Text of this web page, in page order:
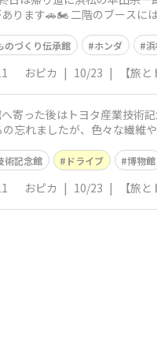
ります🚗🏍️ 二階のブースに
のづくり伝承館 ホンダ
おピカ | 10/23 | 【旅
へ寄った後はトヨタ産業技術
忘れましたが、色々な繊維
術記念館 ドライブ 博物館
おピカ | 10/23 | 【旅